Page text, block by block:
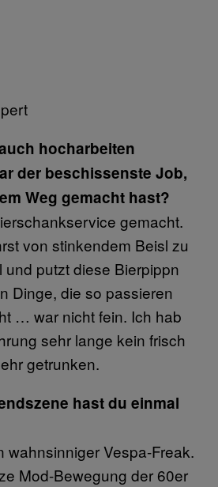
hocharbeiten
der beschissenste Job,
Weg gemacht hast?
gemacht.
von stinkendem Beisl zu
putzt diese Bierpippn
Dinge, die so passieren
… war nicht fein. Ich hab
sehr lange kein frisch
getrunken.
hast du einmal
wahnsinniger Vespa-Freak.
Mod-Bewegung der 60er